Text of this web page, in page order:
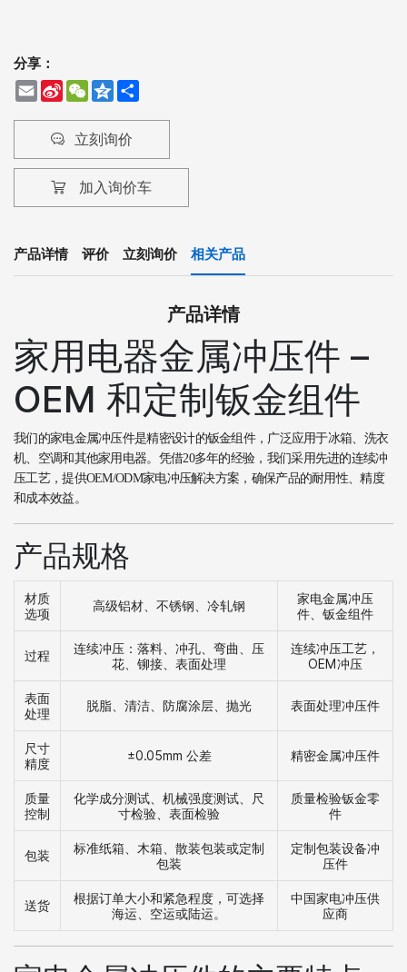
分享：
EmailSina
Weibo
WeChat
QzoneShare
立刻询价
加入询价车
产品详情 评价 立刻询价 相关产品
产品详情
家用电器金属冲压件 –
OEM 和定制钣金组件
我们的家电金属冲压件是精密设计的钣金组件，广泛应用于冰箱、洗衣
机、空调和其他家用电器。凭借20多年的经验，我们采用先进的连续冲
压工艺，提供OEM/ODM家电冲压解决方案，确保产品的耐用性、精度
和成本效益。
产品规格
材质
选项
高级铝材、不锈钢、冷轧钢
家电金属冲压
件、钣金组件
过程
连续冲压：落料、冲孔、弯曲、压
花、铆接、表面处理
连续冲压工艺，
OEM冲压
表面
处理
脱脂、清洁、防腐涂层、抛光 表面处理冲压件
尺寸
精度
±0.05mm 公差 精密金属冲压件
质量
控制
化学成分测试、机械强度测试、尺
寸检验、表面检验
质量检验钣金零
件
包装
标准纸箱、木箱、散装包装或定制
包装
定制包装设备冲
压件
送货
根据订单大小和紧急程度，可选择
海运、空运或陆运。
中国家电冲压供
应商